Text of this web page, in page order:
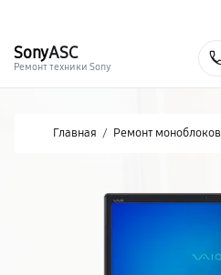
SonyASC
Ремонт техники Sony
Главная / Ремонт моноблоков